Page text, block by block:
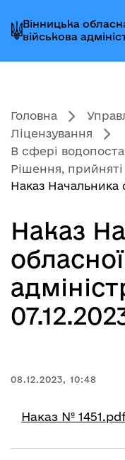
до
головного
меню
до
головного
вмісту
до
головного
колонтитула
Вінницька
військова
Головна
Ліцензування
В сфері
Рішення,
Наказ Начальника
Наказ
08.12.2023, 10:48
Наказ №